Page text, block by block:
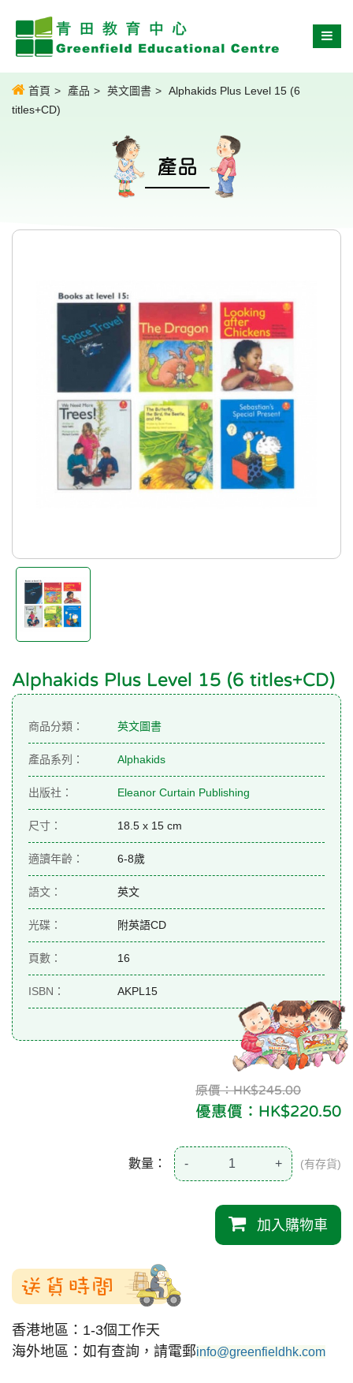
首頁 產品 英文圖書
Alphakids Plus Level 15 (6
titles+CD)
產品
Alphakids Plus Level 15 (6 titles+CD)
商品分類： 英文圖書
產品系列： Alphakids
出版社： Eleanor Curtain Publishing
尺寸： 18.5 x 15 cm
適讀年齡： 6-8歲
語文： 英文
光碟： 附英語CD
頁數： 16
ISBN： AKPL15
原價：HK$245.00
優惠價：HK$220.50
數量： - + (有存貨)
加入購物車
送貨時間
香港地區：1-3個工作天
海外地區：如有查詢，請電郵info@greenfieldhk.com